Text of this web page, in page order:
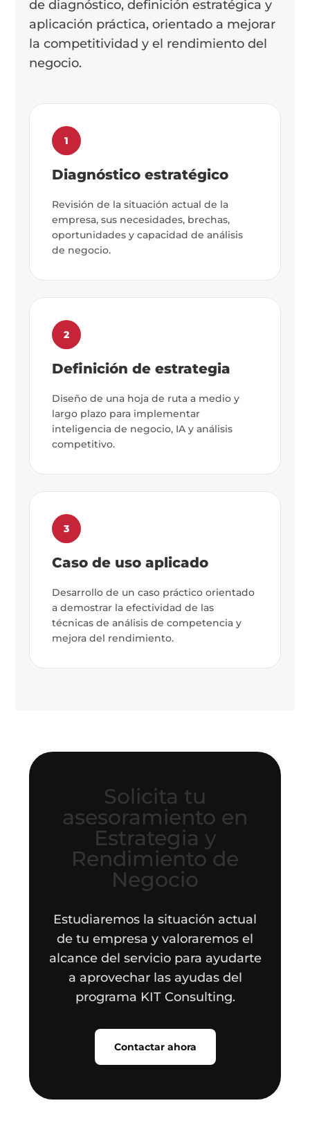
de diagnóstico, definición estratégica y
aplicación práctica, orientado a mejorar
la competitividad y el rendimiento del
negocio.
1
Diagnóstico estratégico
Revisión de la situación actual de la
empresa, sus necesidades, brechas,
oportunidades y capacidad de análisis
de negocio.
2
Definición de estrategia
Diseño de una hoja de ruta a medio y
largo plazo para implementar
inteligencia de negocio, IA y análisis
competitivo.
3
Caso de uso aplicado
Desarrollo de un caso práctico orientado
a demostrar la efectividad de las
técnicas de análisis de competencia y
mejora del rendimiento.
Solicita tu
asesoramiento en
Estrategia y
Rendimiento de
Negocio
Estudiaremos la situación actual
de tu empresa y valoraremos el
alcance del servicio para ayudarte
a aprovechar las ayudas del
programa KIT Consulting.
Contactar ahora